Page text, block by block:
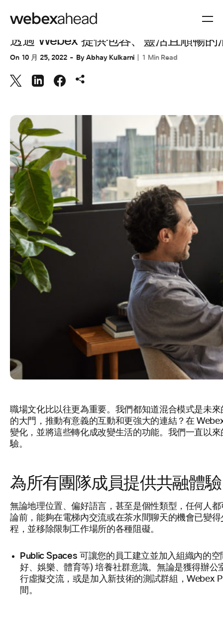
協同合作
透過 Webex 提供包容、靈活且順暢的
On 10 月 25, 2022 ByAbhay Kulkarni 1 Min Read
職場文化比以往更為重要。我們都知道混合模式是未
的大門，推動有意義的互動和更強大的連結？在
變化，並將這些轉化成改變生活的功能。我們一直以
驗。
為所有團隊成員提供共融體驗
無論地理位置、偏好語言，甚至是個性類型，任何人
論前，能夠在電梯內交流或在茶水間聊天的機會已變
程，並移除限制工作場所的各種阻礙。
Public Spaces 可讓您的員工建立並加入組織內的
好、娛樂、體育等) 培養社群意識。無論是獲得辦
行虛擬交流，或是加入新技術的測試群組，Webex
間。